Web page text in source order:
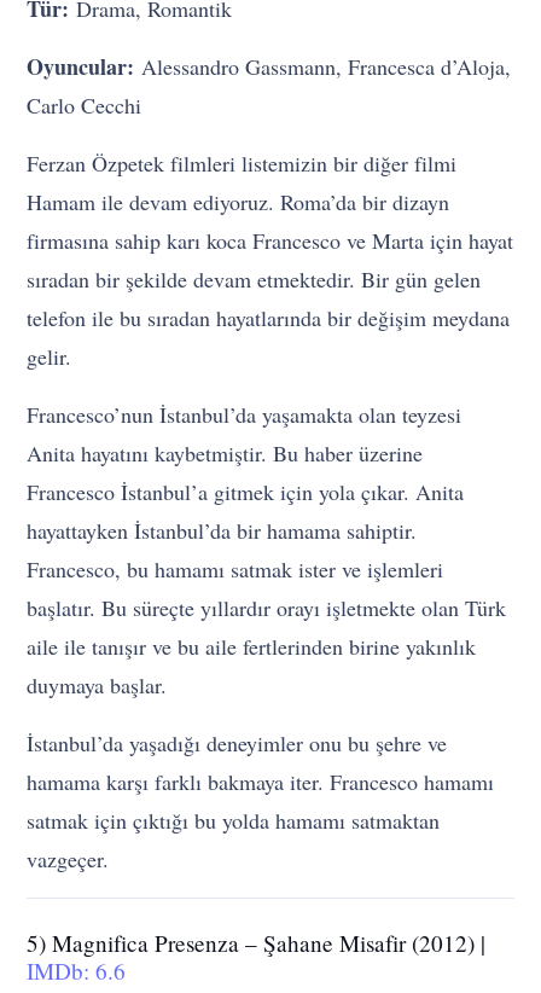
Tür:Drama, Romantik
Oyuncular:Alessandro Gassmann, Francesca d’Aloja,
Carlo Cecchi
Ferzan Özpetek filmleri listemizin bir diğer filmi
Hamam ile devam ediyoruz. Roma’da bir dizayn
firmasına sahip karı koca Francesco ve Marta için hayat
sıradan bir şekilde devam etmektedir. Bir gün gelen
telefon ile bu sıradan hayatlarında bir değişim meydana
gelir.
Francesco’nun İstanbul’da yaşamakta olan teyzesi
Anita hayatını kaybetmiştir. Bu haber üzerine
Francesco İstanbul’a gitmek için yola çıkar. Anita
hayattayken İstanbul’da bir hamama sahiptir.
Francesco, bu hamamı satmak ister ve işlemleri
başlatır. Bu süreçte yıllardır orayı işletmekte olan Türk
aile ile tanışır ve bu aile fertlerinden birine yakınlık
duymaya başlar.
İstanbul’da yaşadığı deneyimler onu bu şehre ve
hamama karşı farklı bakmaya iter. Francesco hamamı
satmak için çıktığı bu yolda hamamı satmaktan
vazgeçer.
5) Magnifica Presenza – Şahane Misafir (2012) |
IMDb: 6.6